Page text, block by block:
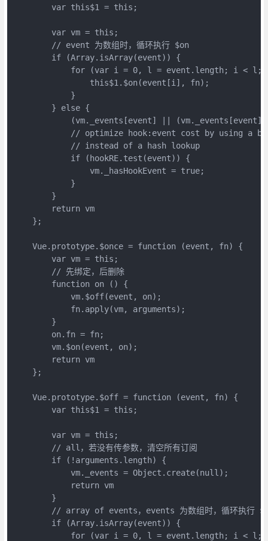
        var this$1 = this;
        var vm = this;
        // event 为数组时，循环执行 $on
        if (Array.isArray(event)) {
for (var i = 0, l = event.length; i < l;
                this$1.$on(event[i], fn);
            }
        } else {
(vm._events[event] || (vm._events[event]
// optimize hook:event cost by using a
            // instead of a hash lookup
            if (hookRE.test(event)) {
                vm._hasHookEvent = true;
            }
        }
        return vm
    };
    Vue.prototype.$once = function (event, fn) {
        var vm = this;
        // 先绑定，后删除
        function on () {
            vm.$off(event, on);
            fn.apply(vm, arguments);
        }
        on.fn = fn;
        vm.$on(event, on);
        return vm
    };
    Vue.prototype.$off = function (event, fn) {
        var this$1 = this;
        var vm = this;
        // all，若没有传参数，清空所有订阅
        if (!arguments.length) {
            vm._events = Object.create(null);
            return vm
        }
// array of events，events 为数组时，循环执行
        if (Array.isArray(event)) {
for (var i = 0, l = event.length; i < l;